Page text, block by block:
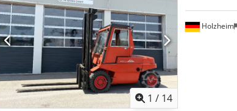
1 / 14
Holzheim